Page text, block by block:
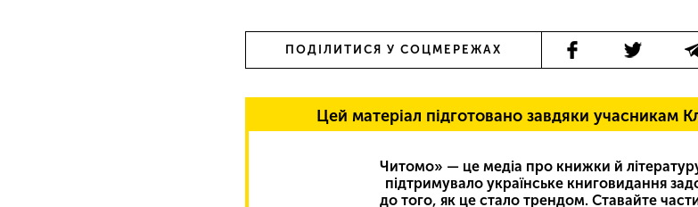
ПОДІЛИТИСЯ У СОЦМЕРЕЖАХ
Цей матеріал підготовано завдяки учасникам
Читомо» — це медіа про книжки й
підтримувало українське книговидання
до того, як це стало трендом. Ставайте